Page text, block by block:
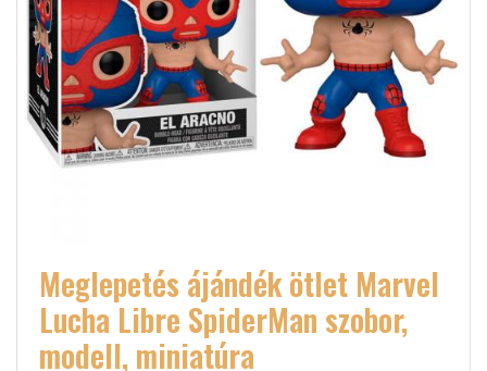
Meglepetés ájándék ötlet Marvel
Lucha Libre SpiderMan szobor,
modell, miniatúra